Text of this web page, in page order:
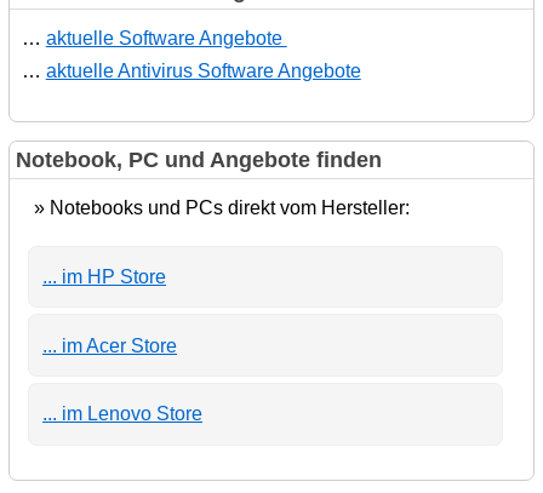
… aktuelle Software Angebote
… aktuelle Antivirus Software Angebote
Notebook, PC und Angebote finden
» Notebooks und PCs direkt vom Hersteller:
... im HP Store
... im Acer Store
... im Lenovo Store